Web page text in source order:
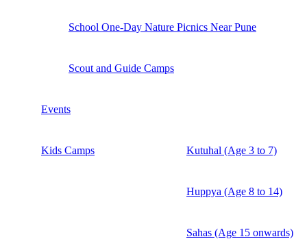
School One-Day Nature Picnics Near Pune
Scout and Guide Camps
Events
Kids Camps Kutuhal (Age 3 to 7)
Huppya (Age 8 to 14)
Sahas (Age 15 onwards)